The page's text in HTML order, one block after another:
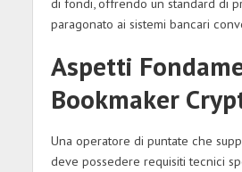
paragonato ai sistemi bancari
Aspetti
Bookmaker
Una operatore di puntate che
deve possedere requisiti tecnici